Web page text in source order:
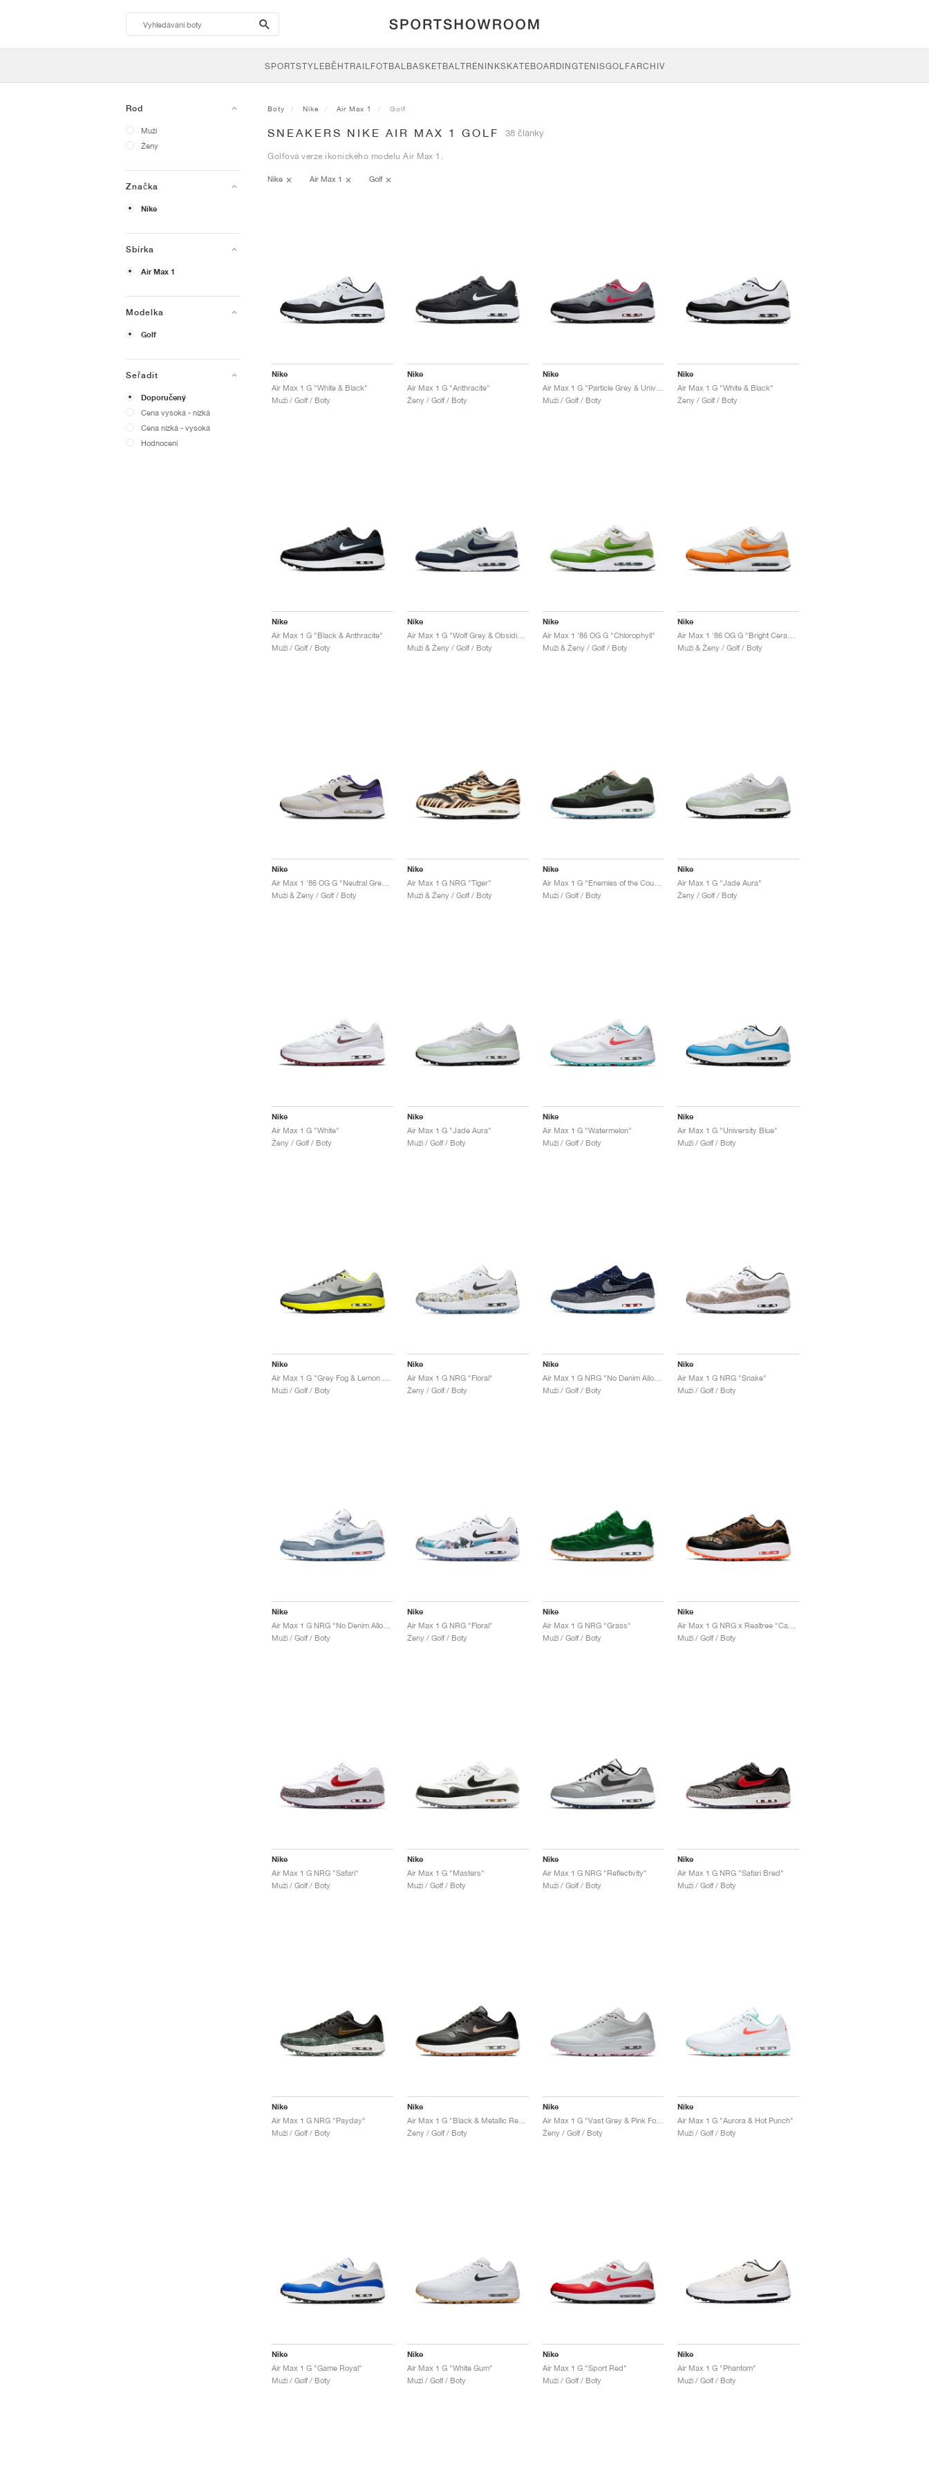
search-
btn
SPORTSTYLEBĚHTRAILFOTBALBASKETBALTRÉNINKSKATEBOARDINGTENISGOLFARCHIV
Rod
Muži
Ženy
Značka
Nike
Sbírka
Air Max 1
Modelka
Golf
Seřadit
Doporučený
Cena vysoká - nízká
Cena nízká - vysoká
Hodnocení
Boty Nike Air Max 1 Golf
SNEAKERS NIKE AIR MAX 1 GOLF 38 články
Golfová verze ikonického modelu Air Max 1.
Nike Air Max 1 Golf
Nike
Air Max 1 G "White & Black"
Muži / Golf / Boty
Nike
Air Max 1 G "Anthracite"
Ženy / Golf / Boty
Nike
Muži / Golf / Boty
Nike
Air Max 1 G "White & Black"
Ženy / Golf / Boty
Nike
Air Max 1 G "Black & Anthracite"
Muži / Golf / Boty
Nike
Air Max 1 G "Wolf Grey & Obsidian"
Muži & Ženy / Golf / Boty
Nike
Air Max 1 '86 OG G "Chlorophyll"
Muži & Ženy / Golf / Boty
Nike
Muži & Ženy / Golf / Boty
Nike
Muži & Ženy / Golf / Boty
Nike
Air Max 1 G NRG "Tiger"
Muži & Ženy / Golf / Boty
Nike
Air Max 1 G "Enemies of the Course"
Muži / Golf / Boty
Nike
Air Max 1 G "Jade Aura"
Ženy / Golf / Boty
Nike
Air Max 1 G "White"
Ženy / Golf / Boty
Nike
Air Max 1 G "Jade Aura"
Muži / Golf / Boty
Nike
Air Max 1 G "Watermelon"
Muži / Golf / Boty
Nike
Air Max 1 G "University Blue"
Muži / Golf / Boty
Nike
Muži / Golf / Boty
Nike
Air Max 1 G NRG "Floral"
Ženy / Golf / Boty
Nike
Air Max 1 G NRG "No Denim Allowed"
Muži / Golf / Boty
Nike
Air Max 1 G NRG "Snake"
Muži / Golf / Boty
Nike
Muži / Golf / Boty
Nike
Air Max 1 G NRG "Floral"
Ženy / Golf / Boty
Nike
Air Max 1 G NRG "Grass"
Muži / Golf / Boty
Nike
Muži / Golf / Boty
Nike
Air Max 1 G NRG "Safari"
Muži / Golf / Boty
Nike
Air Max 1 G "Masters"
Muži / Golf / Boty
Nike
Air Max 1 G NRG "Reflectivity"
Muži / Golf / Boty
Nike
Air Max 1 G NRG "Safari Bred"
Muži / Golf / Boty
Nike
Air Max 1 G NRG "Payday"
Muži / Golf / Boty
Nike
Air Max 1 G "Black & Metallic Red Bronze"
Ženy / Golf / Boty
Nike
Air Max 1 G "Vast Grey & Pink Foam"
Ženy / Golf / Boty
Nike
Air Max 1 G "Aurora & Hot Punch"
Muži / Golf / Boty
Nike
Air Max 1 G "Game Royal"
Muži / Golf / Boty
Nike
Air Max 1 G "White Gum"
Muži / Golf / Boty
Nike
Air Max 1 G "Sport Red"
Muži / Golf / Boty
Nike
Air Max 1 G "Phantom"
Muži / Golf / Boty